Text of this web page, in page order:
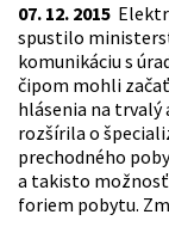
07. 12. 2015
spustilo
komunikáciu s
čipom mohli
hlásenia na trvalý
rozšírila o
prechodného
a takisto
foriem pobytu.